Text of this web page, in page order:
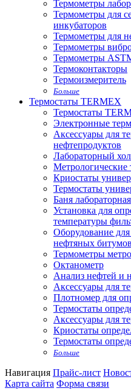
Термометры
Термометры для
инкубаторов
Термометры для
Термометры
Термометры
Термоконтакторы
Термоизмеритель
Больше
Термостаты TERMEX
Термостаты
Электронные
Аксессуары для
нефтепродуктов
Лабораторный
Метрологические
Криостаты
Термостаты
Баня лабораторная
Установка для
температуры
Оборудование
нефтяных битумов
Термометры
Октанометр
Анализ нефтей и
Аксессуары для
Плотномер для
Термостаты
Аксессуары для
Криостаты
Термостаты
Больше
Навигация Прайс-лист
Карта сайта Форма связи